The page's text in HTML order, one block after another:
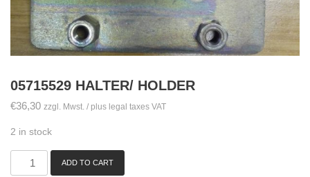
05715529 HALTER/ HOLDER
€36,30 zzgl. Mwst. / plus legal taxes VAT
2 in stock
05715529
ADD TO CART